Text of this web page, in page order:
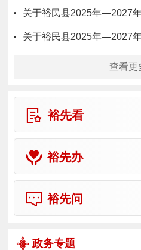
关于裕民县2025年—2027年高标准农田建设项目四
关于裕民县2025年—2027年高标准农田建设项目六
查看更
裕先看
裕先办
裕先问
政务专题